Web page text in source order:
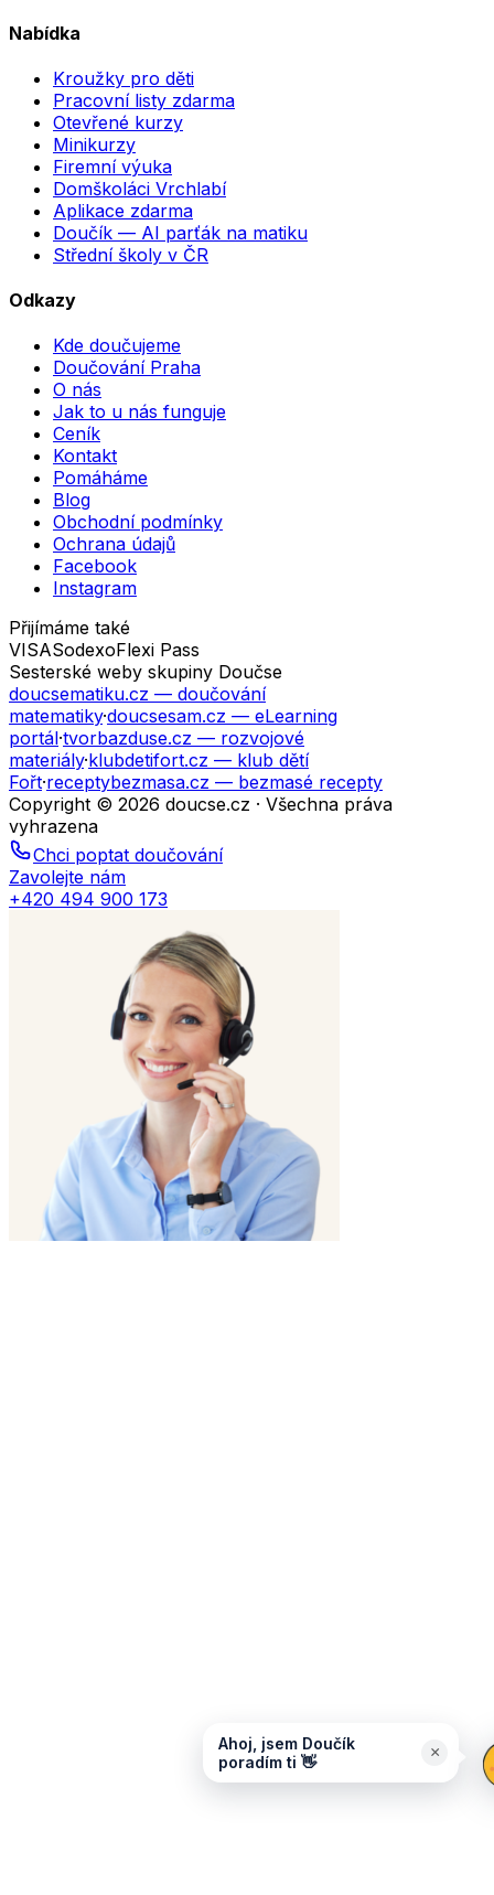
Nabídka
Kroužky pro děti
Pracovní listy zdarma
Otevřené kurzy
Minikurzy
Firemní výuka
Domškoláci Vrchlabí
Aplikace zdarma
Doučík — AI parťák na matiku
Střední školy v ČR
Odkazy
Kde doučujeme
Doučování Praha
O nás
Jak to u nás funguje
Ceník
Kontakt
Pomáháme
Blog
Obchodní podmínky
Ochrana údajů
Facebook
Instagram
Přijímáme také
VISASodexoFlexi Pass
Sesterské weby skupiny Doučse
doucsematiku.cz — doučování
matematiky·doucsesam.cz — eLearning
portál·tvorbazduse.cz — rozvojové
materiály·klubdetifort.cz — klub dětí
Fořt·receptybezmasa.cz — bezmasé recepty
Copyright © 2026 doucse.cz · Všechna práva
vyhrazena
Chci poptat doučování
Zavolejte nám
+420 494 900 173
Ahoj, jsem Doučík
poradím ti 👋
×